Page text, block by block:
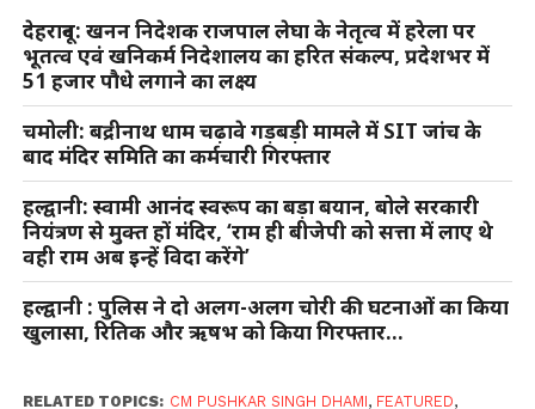
देहरादून: खनन निदेशक राजपाल लेघा के नेतृत्व में हरेला पर
भूतत्व एवं खनिकर्म निदेशालय का हरित संकल्प, प्रदेशभर में
51 हजार पौधे लगाने का लक्ष्य
चमोली: बद्रीनाथ धाम चढ़ावे गड़बड़ी मामले में SIT जांच के
बाद मंदिर समिति का कर्मचारी गिरफ्तार
हल्द्वानी: स्वामी आनंद स्वरूप का बड़ा बयान, बोले सरकारी
नियंत्रण से मुक्त हों मंदिर, ‘राम ही बीजेपी को सत्ता में लाए थे
वही राम अब इन्हें विदा करेंगे’
हल्द्वानी : पुलिस ने दो अलग-अलग चोरी की घटनाओं का किया
खुलासा, रितिक और ऋषभ को किया गिरफ्तार…
RELATED TOPICS: CM PUSHKAR SINGH DHAMI, FEATURED,